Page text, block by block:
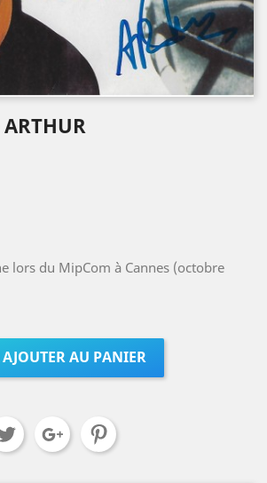
lors du MipCom à Cannes (octobre
AJOUTER AU PANIER